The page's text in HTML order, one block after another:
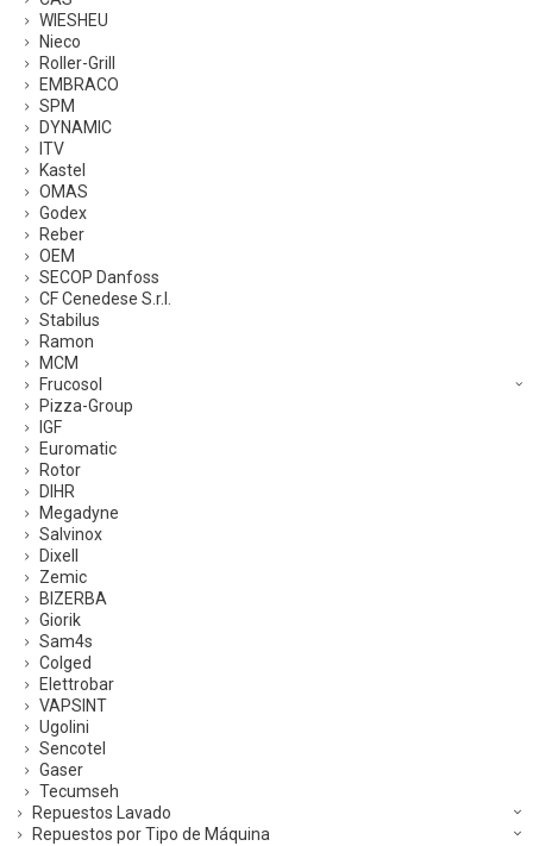
WIESHEU
Nieco
Roller-Grill
EMBRACO
SPM
DYNAMIC
ITV
Kastel
OMAS
Godex
Reber
OEM
SECOP Danfoss
CF Cenedese S.r.l.
Stabilus
Ramon
MCM
Frucosol
Pizza-Group
IGF
Euromatic
Rotor
DIHR
Megadyne
Salvinox
Dixell
Zemic
BIZERBA
Giorik
Sam4s
Colged
Elettrobar
VAPSINT
Ugolini
Sencotel
Gaser
Tecumseh
Repuestos Lavado
Repuestos por Tipo de Máquina